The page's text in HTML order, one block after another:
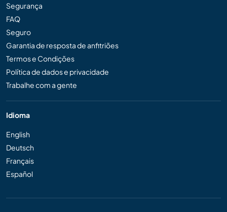
Segurança
FAQ
Seguro
Garantia de resposta de anfitriões
Termos e Condições
Política de dados e privacidade
Trabalhe com a gente
Idioma
English
Deutsch
Français
Español